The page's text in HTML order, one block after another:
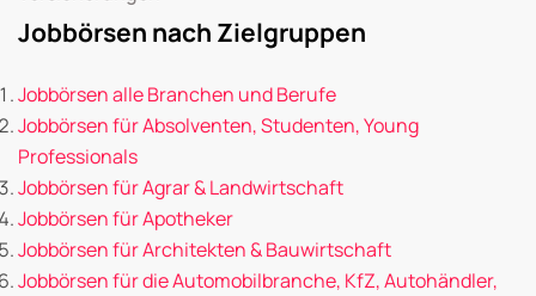
Jobbörsen nach Zielgruppen
Jobbörsen alle Branchen und Berufe
Jobbörsen für Absolventen, Studenten, Young
Professionals
Jobbörsen für Agrar & Landwirtschaft
Jobbörsen für Apotheker
Jobbörsen für Architekten & Bauwirtschaft
Jobbörsen für die Automobilbranche, KfZ, Autohändler,